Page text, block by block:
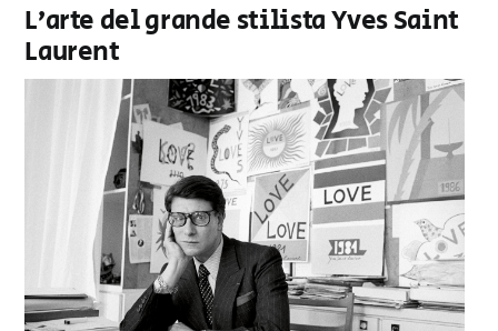
L’arte del grande stilista Yves Saint
Laurent